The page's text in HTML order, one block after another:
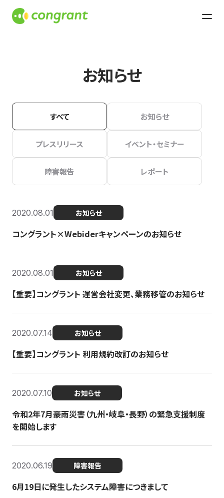
お知らせ
すべて お知らせ
プレスリリース イベント・セミナー
障害報告 レポート
2020.08.01 お知らせ
コングラント×Webiderキャンペーンのお知らせ
2020.08.01 お知らせ
【重要】コングラント 運営会社変更、業務移管のお知らせ
2020.07.14 お知らせ
【重要】コングラント 利用規約改訂のお知らせ
2020.07.10 お知らせ
令和2年7月豪雨災害（九州・岐阜・長野）の緊急支援制度
を開始します
2020.06.19 障害報告
6月19日に発生したシステム障害につきまして